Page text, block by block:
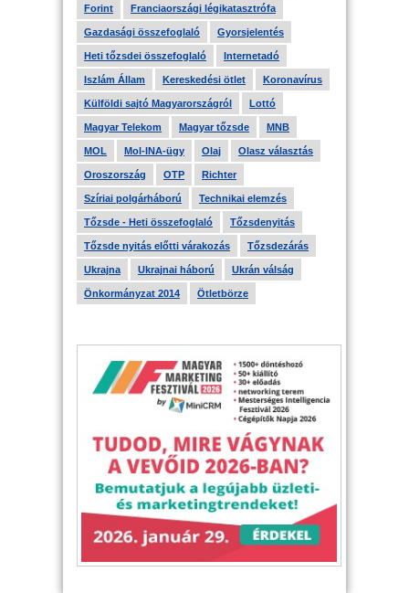
Forint Franciaországi légikatasztrófa
Gazdasági összefoglaló Gyorsjelentés
Heti tőzsdei összefoglaló Internetadó
Iszlám Állam Kereskedési ötlet Koronavírus
Külföldi sajtó Magyarországról Lottó
Magyar Telekom Magyar tőzsde MNB
MOL Mol-INA-ügy Olaj Olasz választás
Oroszország OTP Richter
Szíriai polgárháború Technikai elemzés
Tőzsde - Heti összefoglaló Tőzsdenyitás
Tőzsde nyitás előtti várakozás Tőzsdezárás
Ukrajna Ukrajnai háború Ukrán válság
Önkormányzat 2014 Ötletbörze